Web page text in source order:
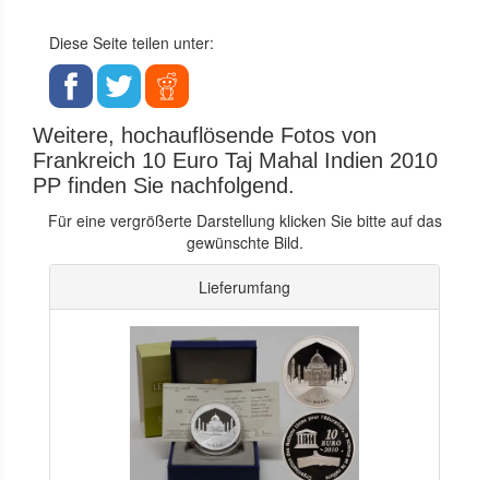
Diese Seite teilen unter:
Weitere, hochauflösende Fotos von
Frankreich 10 Euro Taj Mahal Indien 2010
PP finden Sie nachfolgend.
Für eine vergrößerte Darstellung klicken Sie bitte auf das
gewünschte Bild.
Lieferumfang